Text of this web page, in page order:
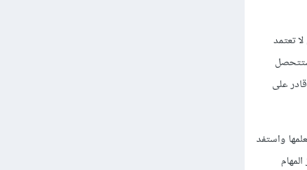
تعتمد
ستتحصل
على
واستفد